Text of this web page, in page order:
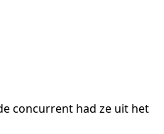
concurrent had ze uit het